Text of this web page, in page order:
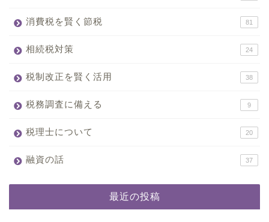
消費税を賢く節税 81
相続税対策 24
税制改正を賢く活用 38
税務調査に備える 9
税理士について 20
融資の話 37
最近の投稿